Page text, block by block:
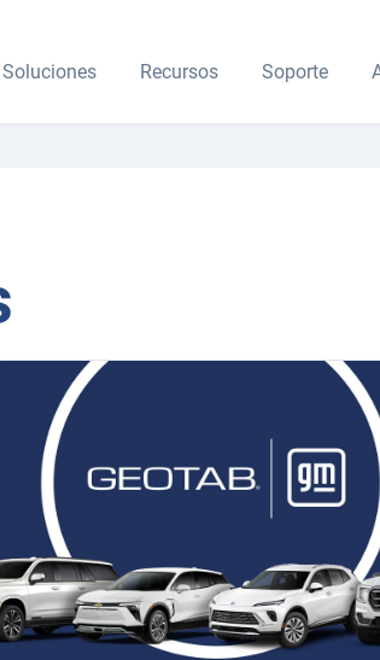
Soluciones Recursos Soporte